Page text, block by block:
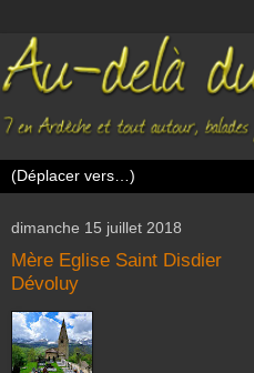
dimanche 15 juillet 2018
Mère Eglise Saint Disdier
Dévoluy